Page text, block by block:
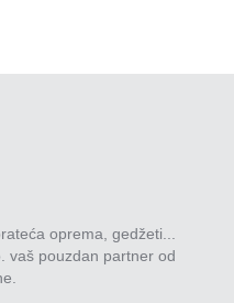
oprema, gedžeti...
vaš pouzdan partner od